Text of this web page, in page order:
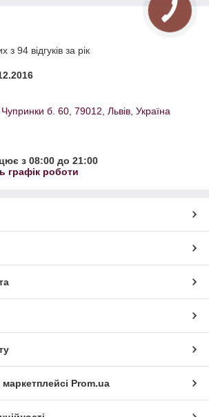
з 94 відгуків за рік
б. 60, 79012, Львів, Україна
з 08:00 до 21:00
графік роботи
Prom.ua